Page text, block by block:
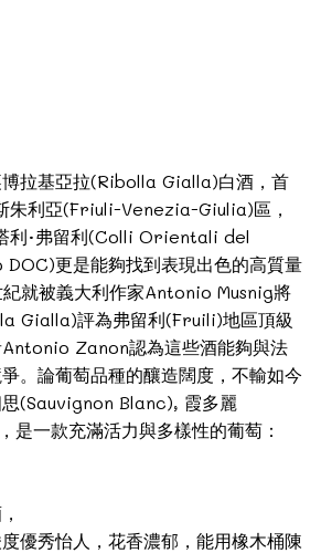
拉基亞拉(Ribolla Gialla)白酒，首
朱利亞(Friuli-Venezia-Giulia)區，
利·弗留利(Colli Orientali del
更是能夠找到表現出色的高質量
就被義大利作家Antonio Musnig將
Gialla)評為弗留利(Fruili)地區頂級
Zanon認為這些酒能夠與法
。論葡萄品種的釀造闊度，不輸如今
(Sauvignon Blanc), 霞多麗
一款充滿活力與多樣性的葡萄：
優秀怡人，花香濃郁，能用橡木桶陳